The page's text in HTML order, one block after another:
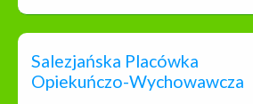
Salezjańska Placówka
Opiekuńczo-Wychowawcza